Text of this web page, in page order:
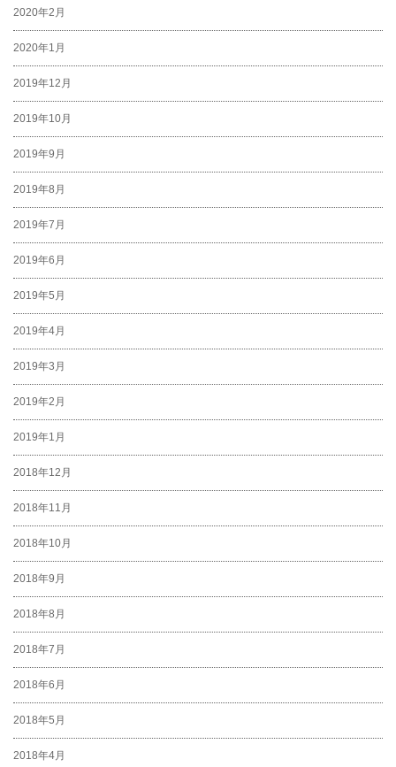
2020年2月
2020年1月
2019年12月
2019年10月
2019年9月
2019年8月
2019年7月
2019年6月
2019年5月
2019年4月
2019年3月
2019年2月
2019年1月
2018年12月
2018年11月
2018年10月
2018年9月
2018年8月
2018年7月
2018年6月
2018年5月
2018年4月